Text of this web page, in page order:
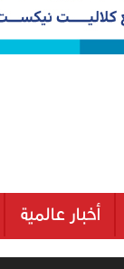
أخبار عالمية